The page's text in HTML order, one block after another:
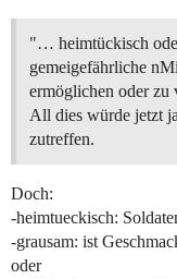
"… heimtückisch
gemeigefährliche
ermöglichen oder zu
All dies würde jetzt
zutreffen.
Doch:
-heimtueckisch:
-grausam: ist
oder